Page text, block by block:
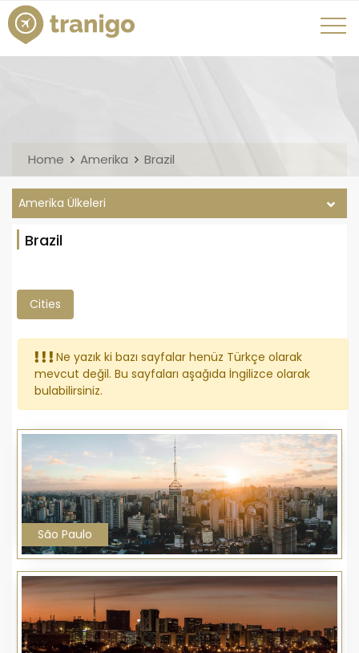
Home Amerika Brazil
Amerika Ülkeleri
Brazil
Cities
Ne yazık ki bazı sayfalar henüz Türkçe olarak
mevcut değil. Bu sayfaları aşağıda İngilizce olarak
bulabilirsiniz.
São Paulo